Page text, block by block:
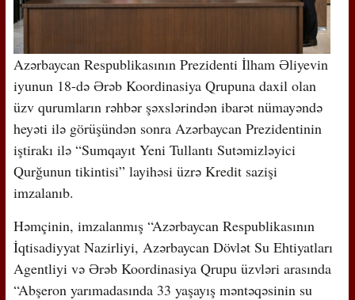
Azərbaycan Respublikasının Prezidenti İlham Əliyevin
iyunun 18-də Ərəb Koordinasiya Qrupuna daxil olan
üzv qurumların rəhbər şəxslərindən ibarət nümayəndə
heyəti ilə görüşündən sonra Azərbaycan Prezidentinin
iştirakı ilə “Sumqayıt Yeni Tullantı Sutəmizləyici
Qurğunun tikintisi” layihəsi üzrə Kredit sazişi
imzalanıb.
Həmçinin, imzalanmış “Azərbaycan Respublikasının
İqtisadiyyat Nazirliyi, Azərbaycan Dövlət Su Ehtiyatları
Agentliyi və Ərəb Koordinasiya Qrupu üzvləri arasında
“Abşeron yarımadasında 33 yaşayış məntəqəsinin su